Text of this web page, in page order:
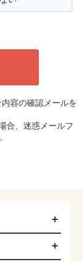
容の確認メールを
合、迷惑メールフ